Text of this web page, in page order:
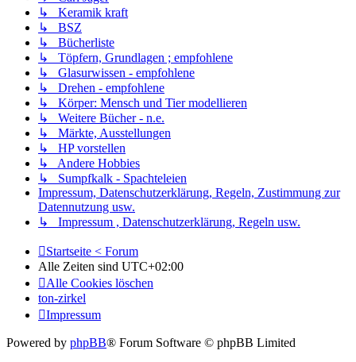
↳ Keramik kraft
↳ BSZ
↳ Bücherliste
↳ Töpfern, Grundlagen ; empfohlene
↳ Glasurwissen - empfohlene
↳ Drehen - empfohlene
↳ Körper: Mensch und Tier modellieren
↳ Weitere Bücher - n.e.
↳ Märkte, Ausstellungen
↳ HP vorstellen
↳ Andere Hobbies
↳ Sumpfkalk - Spachteleien
Impressum, Datenschutzerklärung, Regeln, Zustimmung zur
Datennutzung usw.
↳ Impressum , Datenschutzerklärung, Regeln usw.
Startseite < Forum
Alle Zeiten sind UTC+02:00
Alle Cookies löschen
ton-zirkel
Impressum
Powered by phpBB® Forum Software © phpBB Limited